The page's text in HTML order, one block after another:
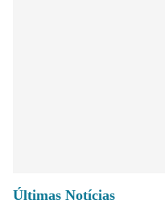
Últimas Notícias